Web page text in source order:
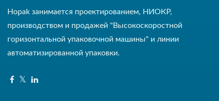
Hopak занимается проектированием, НИОКР,
производством и продажей "Высокоскоростной
горизонтальной упаковочной машины" и линии
автоматизированной упаковки.